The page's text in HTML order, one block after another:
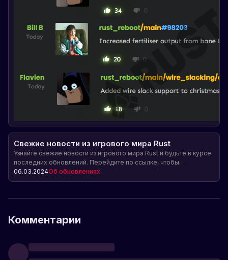
Свежие новости из игрового мира Rust
Узнайте свежие новости из игрового мира Rust и будьте в курсе
последних обновлений. Перейдите по ссылке, чтобы
посмотреть интересное видео с подробностями об изменениях
в игре.
06.03.2024Об обновлениях
Комментарии